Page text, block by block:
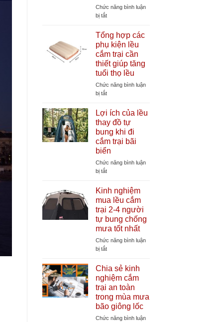
Chức năng bình luận
bị tắtở
quạt
cắm
trại
tích
điện
dung
lượng
lớn
mát
cực
sâu
Tổng hợp các
phụ kiện lều
cắm trại cần
thiết giúp tăng
tuổi thọ lều
Chức năng bình luận
bị tắtở
hợp
phụ
kiện
lều
cắm
trại
cần
tăng
tuổi
thọ
lều
Lợi ích của lều
thay đồ tự
bung khi đi
cắm trại bãi
biển
Chức năng bình luận
bị tắtở
ích
của
lều
thay
đồ
tự
bung
khi
trại
bãi
biển
Kinh nghiệm
mua lều cắm
trại 2-4 người
tự bung chống
mưa tốt nhất
Chức năng bình luận
bị tắtở
nghiệm
mua
lều
cắm
trại
2-
4
Chia sẻ kinh
nghiệm cắm
trại an toàn
trong mùa mưa
bão giông lốc
Chức năng bình luận